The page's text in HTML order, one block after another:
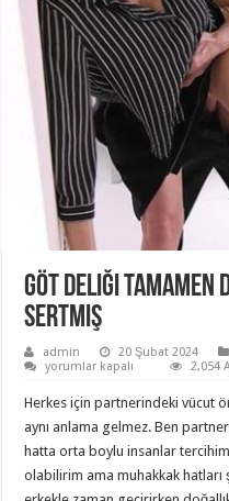
Göt Deliği Tamamen
Sertmiş
admin 20 Şubat 2024
Göt
Dar
Ve
İnanılmaz
Sıkı
Sertmiş
için
yorumlar kapalı 2,054
Herkes için partnerindeki vücut
aynı anlama gelmez. Ben
hatta orta boylu insanlar
olabilirim ama muhakkak hatları